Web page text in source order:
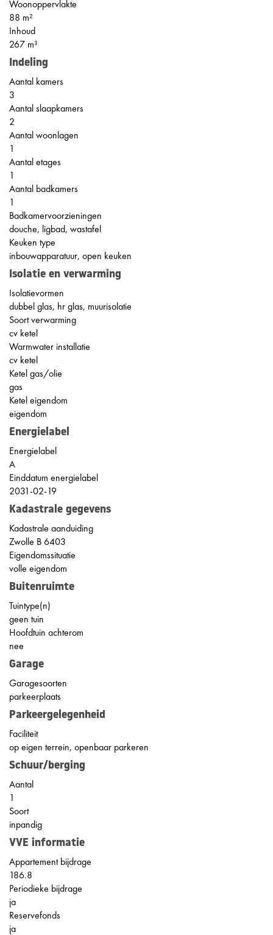
Woonoppervlakte
88 m²
Inhoud
267 m³
Indeling
Aantal kamers
3
Aantal slaapkamers
2
Aantal woonlagen
1
Aantal etages
1
Aantal badkamers
1
Badkamervoorzieningen
douche, ligbad, wastafel
Keuken type
inbouwapparatuur, open keuken
Isolatie en verwarming
Isolatievormen
dubbel glas, hr glas, muurisolatie
Soort verwarming
cv ketel
Warmwater installatie
cv ketel
Ketel gas/olie
gas
Ketel eigendom
eigendom
Energielabel
Energielabel
A
Einddatum energielabel
2031-02-19
Kadastrale gegevens
Kadastrale aanduiding
Zwolle B 6403
Eigendomssituatie
volle eigendom
Buitenruimte
Tuintype(n)
geen tuin
Hoofdtuin achterom
nee
Garage
Garagesoorten
parkeerplaats
Parkeergelegenheid
Faciliteit
op eigen terrein, openbaar parkeren
Schuur/berging
Aantal
1
Soort
inpandig
VVE informatie
Appartement bijdrage
186.8
Periodieke bijdrage
ja
Reservefonds
ja